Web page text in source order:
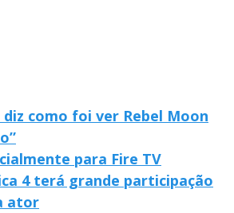
como foi ver Rebel Moon
para Fire TV
4 terá grande participação
ator